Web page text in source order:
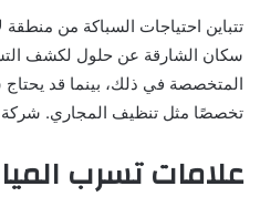
تتباين احتياجات السباكة من
سكان الشارقة عن حلول لكشف
المتخصصة في ذلك، بينما قد
تخصصًا مثل تنظيف المجاري.
علامات تسرب